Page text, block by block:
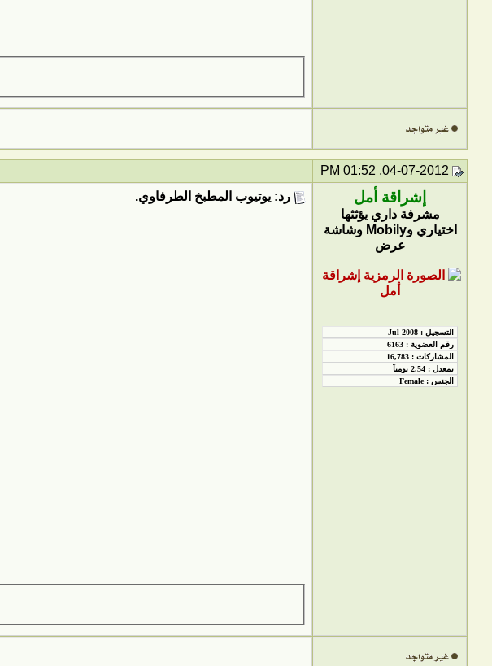
إشراقة أمل
مشرفة داري يؤثثها
اختياري وMobily وشاشة
عرض
رد: يوتيوب المطبخ الطرفاوي.